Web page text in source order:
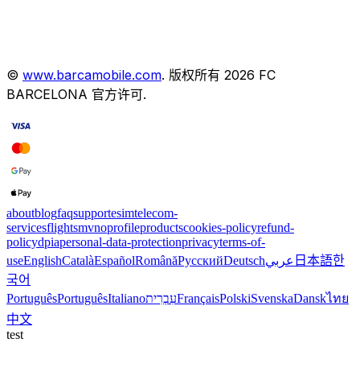
© www.barcamobile.com. 版权所有 2026 FC
BARCELONA 官方许可.
aboutblogfaqsupportesimtelecom-
servicesflightsmvnoprofileproductscookies-policyrefund-
policydpiapersonal-data-protectionprivacyterms-of-
useEnglishCatalàEspañolRomânăРусскийDeutschعربي 日本語한
국어
PortuguêsPortuguêsItalianoעִבְרִיתFrançaisPolskiSvenskaDanskไทย
中文
test